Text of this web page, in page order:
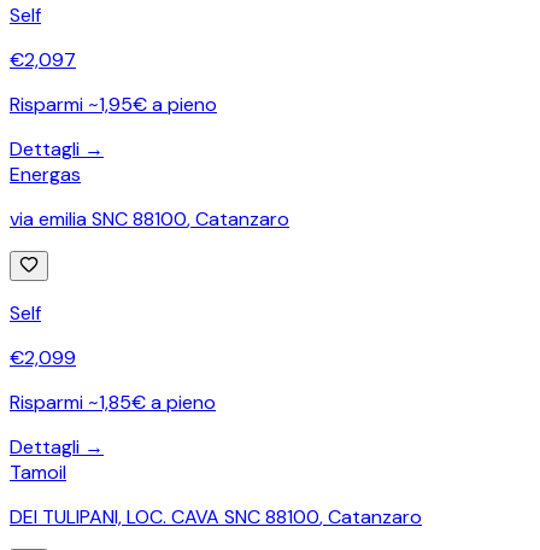
Self
€2,097
Risparmi ~1,95€ a pieno
Dettagli →
Energas
via emilia SNC 88100,Catanzaro
Self
€2,099
Risparmi ~1,85€ a pieno
Dettagli →
Tamoil
DEI TULIPANI, LOC. CAVA SNC 88100,Catanzaro